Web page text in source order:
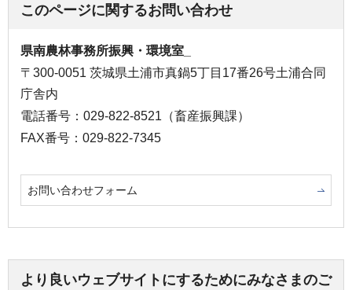
このページに関するお問い合わせ
県南農林事務所振興・環境室_
〒300-0051 茨城県土浦市真鍋5丁目17番26号土浦合同
庁舎内
電話番号：029-822-8521（畜産振興課）
FAX番号：029-822-7345
お問い合わせフォーム
より良いウェブサイトにするためにみなさまのご